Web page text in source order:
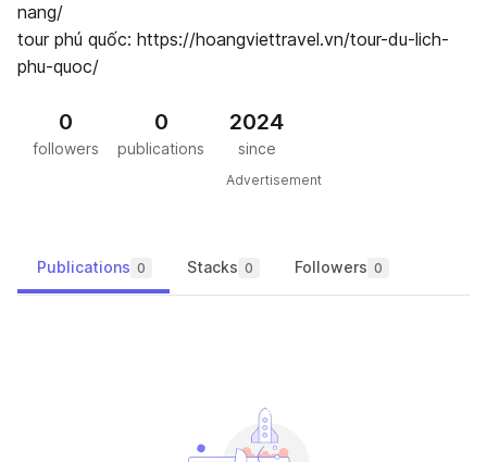
nang/
tour phú quốc: https://hoangviettravel.vn/tour-du-lich-
phu-quoc/
0
followers
0
publications
2024
since
Advertisement
Publications 0 Stacks 0 Followers 0